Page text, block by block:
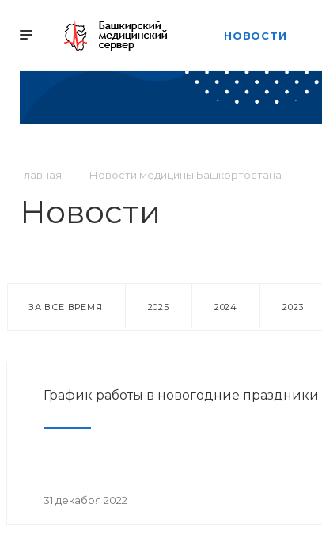
НОВОСТИ
Главная Новости медицины Башкортостана
Новости
ЗА ВСЕ ВРЕМЯ 2025 2024 2023
График работы в новогодние праздники
31 декабря 2022